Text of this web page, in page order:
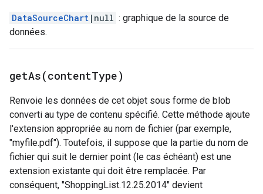
DataSourceChart |null : graphique de la source de
données.
getAs(contentType)
Renvoie les données de cet objet sous forme de blob
converti au type de contenu spécifié. Cette méthode ajoute
l'extension appropriée au nom de fichier (par exemple,
"myfile.pdf"). Toutefois, il suppose que la partie du nom de
fichier qui suit le dernier point (le cas échéant) est une
extension existante qui doit être remplacée. Par
conséquent, "ShoppingList.12.25.2014" devient